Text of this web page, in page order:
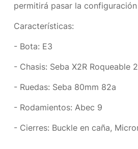
permitirá pasar la
Características:
- Bota: E3
- Chasis: Seba X2R Roqueable
- Ruedas: Seba 80mm 82a
- Rodamientos: Abec 9
- Cierres: Buckle en caña,